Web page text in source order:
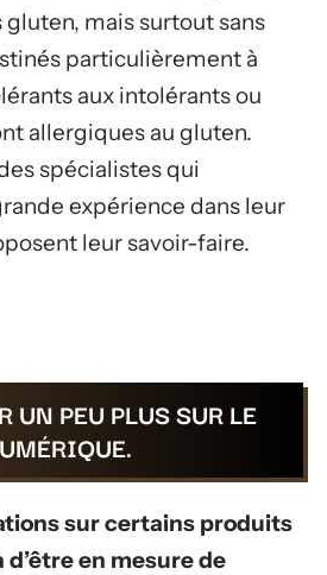
gluten, mais surtout sans
particulièrement à
aux intolérants ou
allergiques au gluten.
spécialistes qui
expérience dans leur
leur savoir-faire.
UN PEU PLUS SUR LE
sur certains produits
en mesure de